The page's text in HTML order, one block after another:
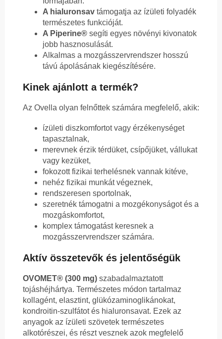
A hialuronsav támogatja az ízületi folyadék
természetes funkcióját.
A Piperine® segíti egyes növényi kivonatok
jobb hasznosulását.
Alkalmas a mozgásszervrendszer hosszú
távú ápolásának kiegészítésére.
Kinek ajánlott a termék?
Az Ovella olyan felnőttek számára megfelelő, akik:
ízületi diszkomfortot vagy érzékenységet
tapasztalnak,
merevnek érzik térdüket, csípőjüket, vállukat
vagy kezüket,
fokozott fizikai terhelésnek vannak kitéve,
nehéz fizikai munkát végeznek,
rendszeresen sportolnak,
szeretnék támogatni a mozgékonyságot és a
mozgáskomfortot,
komplex támogatást keresnek a
mozgásszervrendszer számára.
Aktív összetevők és jelentőségük
OVOMET® (300 mg) szabadalmaztatott
tojáshéjhártya. Természetes módon tartalmaz
kollagént, elasztint, glükózaminoglikánokat,
kondroitin-szulfátot és hialuronsavat. Ezek az
anyagok az ízületi szövetek természetes
alkotórészei, és részt vesznek azok megfelelő